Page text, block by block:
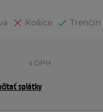
Košice Trenčín
s DPH
splátky